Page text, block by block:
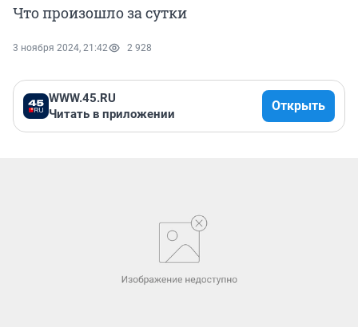
Что произошло за сутки
3 ноября 2024, 21:42 2 928
WWW.45.RU
Читать в приложении
Открыть